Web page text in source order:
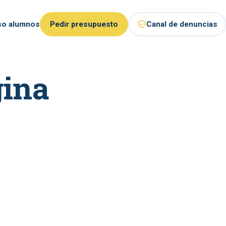
alumnos Pedir presupuesto Canal de denuncias